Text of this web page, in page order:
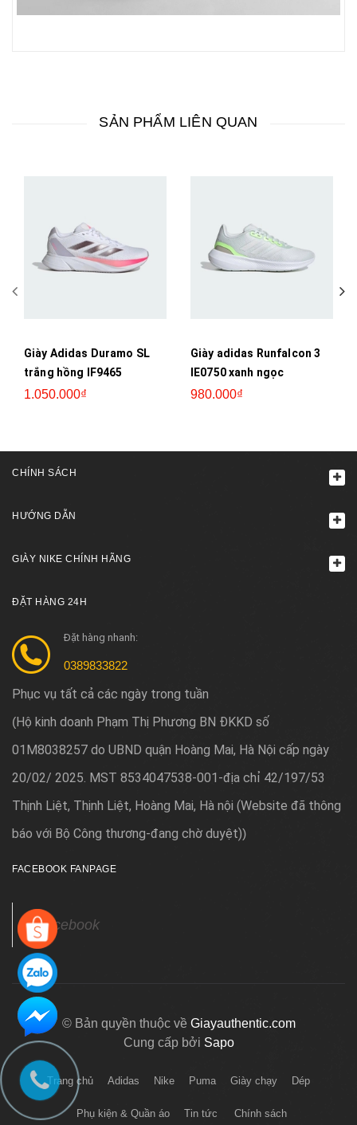
SẢN PHẨM LIÊN QUAN
Giày Adidas Duramo SL
trắng hồng IF9465
1.050.000₫
Giày adidas Runfalcon 3
IE0750 xanh ngọc
980.000₫
CHÍNH SÁCH
HƯỚNG DẪN
GIÀY NIKE CHÍNH HÃNG
ĐẶT HÀNG 24H
Đặt hàng nhanh:
0389833822
Phục vụ tất cả các ngày trong tuần
(Hộ kinh doanh Phạm Thị Phương BN ĐKKD số
01M8038257 do UBND quận Hoàng Mai, Hà Nội cấp ngày
20/02/ 2025. MST 8534047538-001-địa chỉ 42/197/53
Thịnh Liệt, Thịnh Liệt, Hoàng Mai, Hà nội (Website đã thông
báo với Bộ Công thương-đang chờ duyệt))
FACEBOOK FANPAGE
Facebook
© Bản quyền thuộc về Giayauthentic.com
Cung cấp bởi Sapo
Trang chủ Adidas Nike Puma Giày chạy Dép
Phụ kiện & Quần áo Tin tức Chính sách